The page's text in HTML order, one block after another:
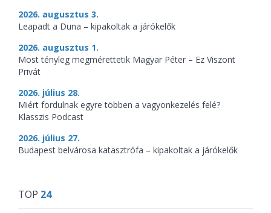
2026. augusztus 3.
Leapadt a Duna – kipakoltak a járókelők
2026. augusztus 1.
Most tényleg megmérettetik Magyar Péter – Ez Viszont
Privát
2026. július 28.
Miért fordulnak egyre többen a vagyonkezelés felé?
Klasszis Podcast
2026. július 27.
Budapest belvárosa katasztrófa – kipakoltak a járókelők
TOP 24